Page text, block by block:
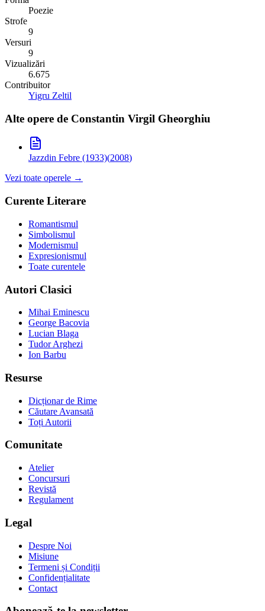
Poezie
Strofe
9
Versuri
9
Vizualizări
6.675
Contribuitor
Yigru Zeltil
Alte opere de Constantin Virgil Gheorghiu
Jazzdin Febre (1933)(2008)
Vezi toate operele →
Curente Literare
Romantismul
Simbolismul
Modernismul
Expresionismul
Toate curentele
Autori Clasici
Mihai Eminescu
George Bacovia
Lucian Blaga
Tudor Arghezi
Ion Barbu
Resurse
Dicționar de Rime
Căutare Avansată
Toți Autorii
Comunitate
Atelier
Concursuri
Revistă
Regulament
Legal
Despre Noi
Misiune
Termeni și Condiții
Confidențialitate
Contact